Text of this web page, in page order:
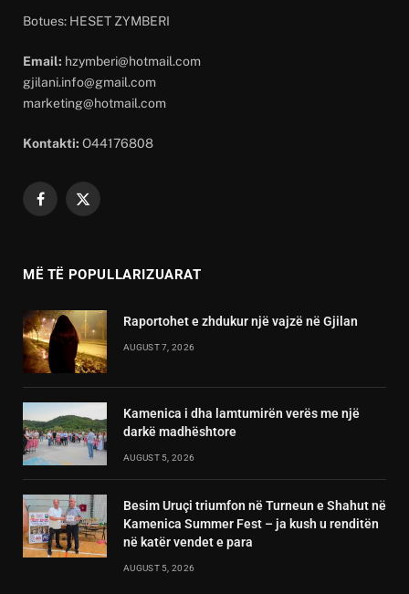
Botues: HESET ZYMBERI
Email: hzymberi@hotmail.com
gjilani.info@gmail.com
marketing@hotmail.com
Kontakti: O44176808
Facebook
X
MË TË POPULLARIZUARAT
Raportohet e zhdukur një vajzë në Gjilan
AUGUST 7, 2026
Kamenica i dha lamtumirën verës me një
darkë madhështore
AUGUST 5, 2026
Besim Uruçi triumfon në Turneun e Shahut në
Kamenica Summer Fest – ja kush u renditën
në katër vendet e para
AUGUST 5, 2026